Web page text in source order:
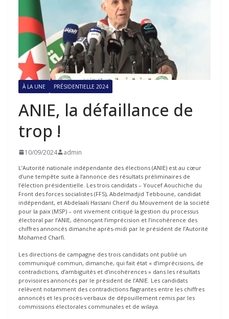
À LA UNE PRÉSIDENTIELLE 2024
ANIE, la défaillance de
trop !
10/09/2024 admin
L’Autorité nationale indépendante des élections (ANIE) est au cœur
d’une tempête suite à l’annonce des résultats préliminaires de
l’élection présidentielle. Les trois candidats – Youcef Aouchiche du
Front des forces socialistes (FFS), Abdelmadjid Tebboune, candidat
indépendant, et Abdelaali Hassani Cherif du Mouvement de la société
pour la paix (MSP) – ont vivement critiqué la gestion du processus
électoral par l’ANIE, dénonçant l’imprécision et l’incohérence des
chiffres annoncés dimanche après-midi par le président de l’Autorité
Mohamed Charfi.
Les directions de campagne des trois candidats ont publié un
communiqué commun, dimanche, qui fait état « d’imprécisions, de
contradictions, d’ambiguïtés et d’incohérences » dans les résultats
provisoires annoncés par le président de l’ANIE. Les candidats
relèvent notamment des contradictions flagrantes entre les chiffres
annoncés et les procès-verbaux de dépouillement remis par les
commissions électorales communales et de wilaya.